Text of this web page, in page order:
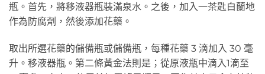
瓶。首先，將移液器瓶裝滿泉水。之後，加入一茶匙白蘭地
作為防腐劑，然後添加花藥。
取出所選花藥的儲備瓶或儲備瓶，每種花藥 3 滴加入 30 毫
升。移液器瓶。第二條黃金法則是；從原液瓶中滴入1滴至